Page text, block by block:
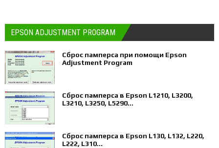
EPSON ADJUSTMENT PROGRAM
Сброс памперса при помощи Epson
Adjustment Program
Сброс памперса в Epson L1210, L3200,
L3210, L3250, L5290...
Сброс памперса в Epson L130, L132, L220,
L222, L310...